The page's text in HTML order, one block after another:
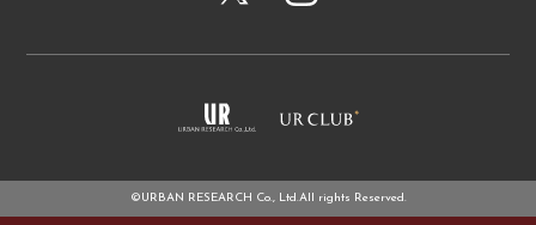
©URBAN RESEARCH Co., Ltd.All rights Reserved.